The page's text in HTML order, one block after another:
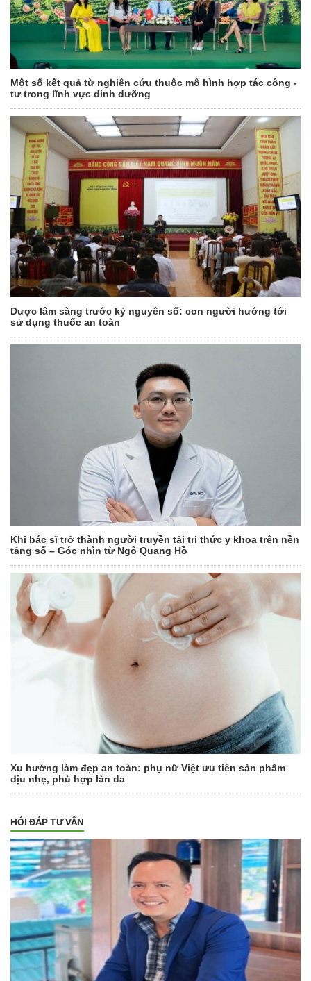
Một số kết quả từ nghiên cứu thuộc mô hình hợp tác công -
tư trong lĩnh vực dinh dưỡng
Dược lâm sàng trước kỷ nguyên số: con người hướng tới
sử dụng thuốc an toàn
Khi bác sĩ trở thành người truyền tải tri thức y khoa trên nền
tảng số – Góc nhìn từ Ngô Quang Hồ
Xu hướng làm đẹp an toàn: phụ nữ Việt ưu tiên sản phẩm
dịu nhẹ, phù hợp làn da
HỎI ĐÁP TƯ VẤN